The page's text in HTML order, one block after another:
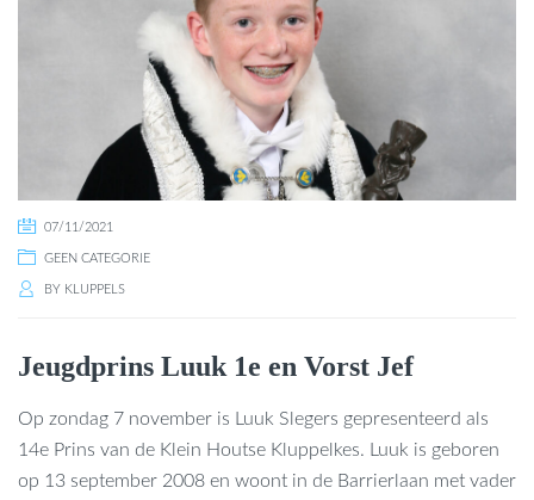
07/11/2021
GEEN CATEGORIE
BY KLUPPELS
Jeugdprins Luuk 1e en Vorst Jef
Op zondag 7 november is Luuk Slegers gepresenteerd als
14e Prins van de Klein Houtse Kluppelkes. Luuk is geboren
op 13 september 2008 en woont in de Barrierlaan met vader